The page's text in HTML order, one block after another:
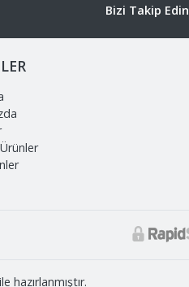
Bizi Takip Edin